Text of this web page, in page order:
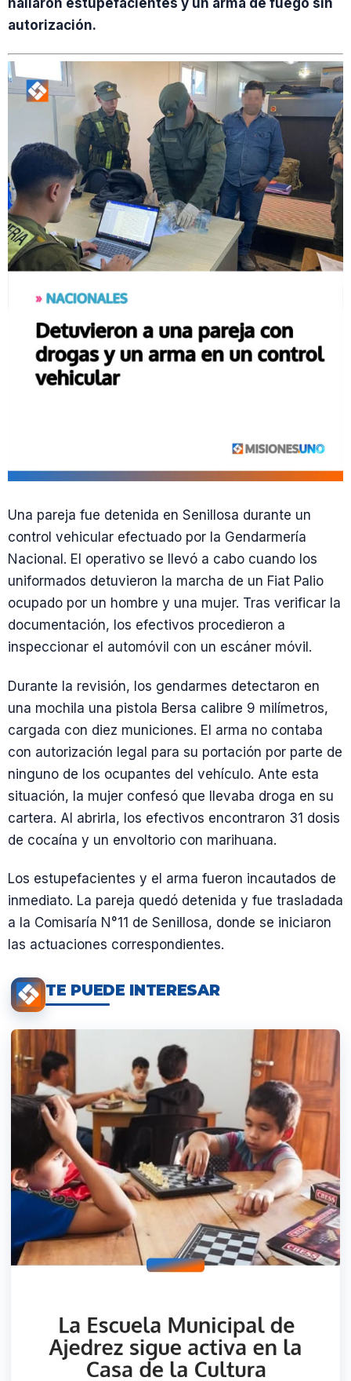
hallaron estupefacientes y un arma de fuego sin
autorización.
Una pareja fue detenida en Senillosa durante un
control vehicular efectuado por la Gendarmería
Nacional. El operativo se llevó a cabo cuando los
uniformados detuvieron la marcha de un Fiat Palio
ocupado por un hombre y una mujer. Tras verificar la
documentación, los efectivos procedieron a
inspeccionar el automóvil con un escáner móvil.
Durante la revisión, los gendarmes detectaron en
una mochila una pistola Bersa calibre 9 milímetros,
cargada con diez municiones. El arma no contaba
con autorización legal para su portación por parte de
ninguno de los ocupantes del vehículo. Ante esta
situación, la mujer confesó que llevaba droga en su
cartera. Al abrirla, los efectivos encontraron 31 dosis
de cocaína y un envoltorio con marihuana.
Los estupefacientes y el arma fueron incautados de
inmediato. La pareja quedó detenida y fue trasladada
a la Comisaría N°11 de Senillosa, donde se iniciaron
las actuaciones correspondientes.
TE PUEDE INTERESAR